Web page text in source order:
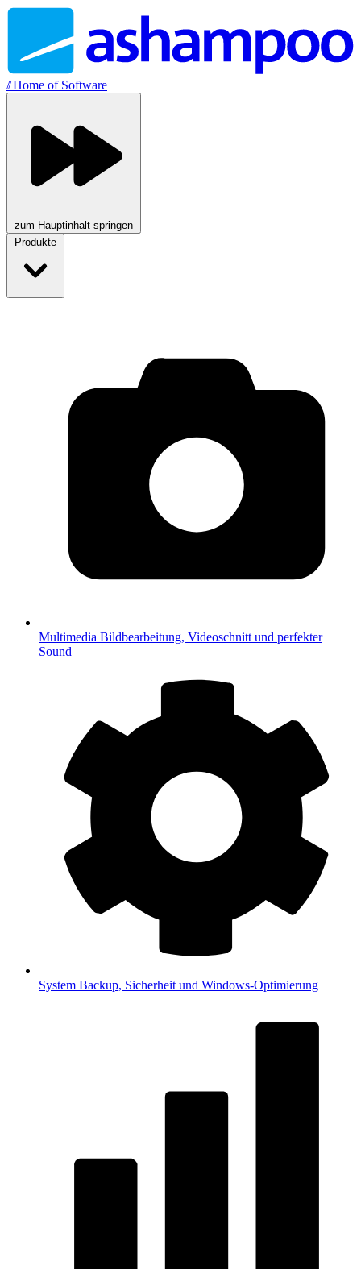
//Home of Software
zum Hauptinhalt springen
Produkte
Multimedia Bildbearbeitung, Videoschnitt und perfekter
Sound
System Backup, Sicherheit und Windows-Optimierung